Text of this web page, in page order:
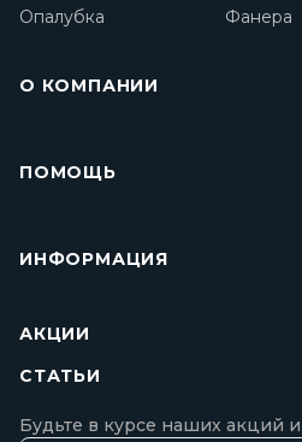
Опалубка
Фанера
О КОМПАНИИ
ПОМОЩЬ
ИНФОРМАЦИЯ
АКЦИИ
СТАТЬИ
Будьте в курсе наших акций